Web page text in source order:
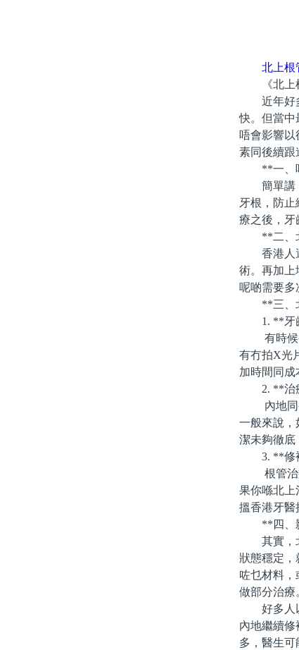
北上根
《北上根
近年好多
快。但當中
唔會影響
素同後續跟
**一、咩
簡單講，
牙根，防
療之後，牙
**二、北
香港人選
術。再加上
呢啲需要多
**三、北
1. **牙齒
有時候香
有冇拍X光
加時間同成
2. **治療
內地同香
一般來說，
潔未夠徹底
3. **修
根管治療
果你喺北上
搵香港牙醫
**四、影
其實，北
狀態穩定，
咗乜材料
做部分治療
好多人以
內地繼續
多，醫生可